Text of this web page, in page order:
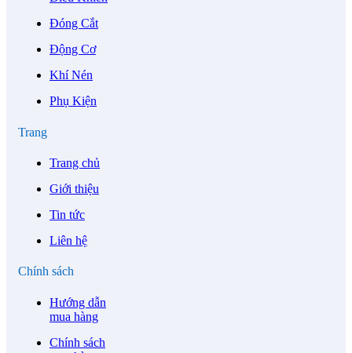
Đóng Cắt
Động Cơ
Khí Nén
Phụ Kiện
Trang
Trang chủ
Giới thiệu
Tin tức
Liên hệ
Chính sách
Hướng dẫn
mua hàng
Chính sách